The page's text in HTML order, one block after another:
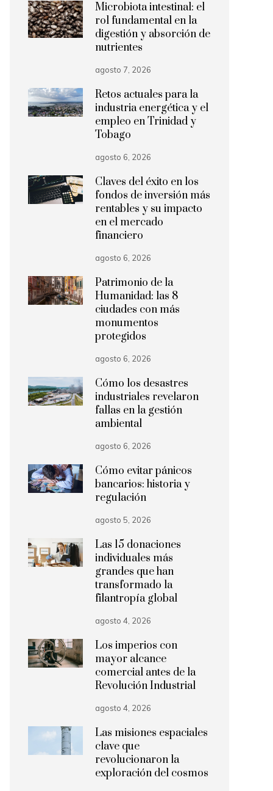
Microbiota intestinal: el
rol fundamental en la
digestión y absorción de
nutrientes
agosto 7, 2026
Retos actuales para la
industria energética y el
empleo en Trinidad y
Tobago
agosto 6, 2026
Claves del éxito en los
fondos de inversión más
rentables y su impacto
en el mercado
financiero
agosto 6, 2026
Patrimonio de la
Humanidad: las 8
ciudades con más
monumentos
protegidos
agosto 6, 2026
Cómo los desastres
industriales revelaron
fallas en la gestión
ambiental
agosto 6, 2026
Cómo evitar pánicos
bancarios: historia y
regulación
agosto 5, 2026
Las 15 donaciones
individuales más
grandes que han
transformado la
filantropía global
agosto 4, 2026
Los imperios con
mayor alcance
comercial antes de la
Revolución Industrial
agosto 4, 2026
Las misiones espaciales
clave que
revolucionaron la
exploración del cosmos